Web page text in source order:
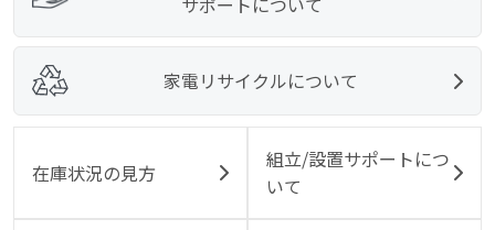
家電リサイクルについて
在庫状況の見方
組立/設置サポートにつ
いて